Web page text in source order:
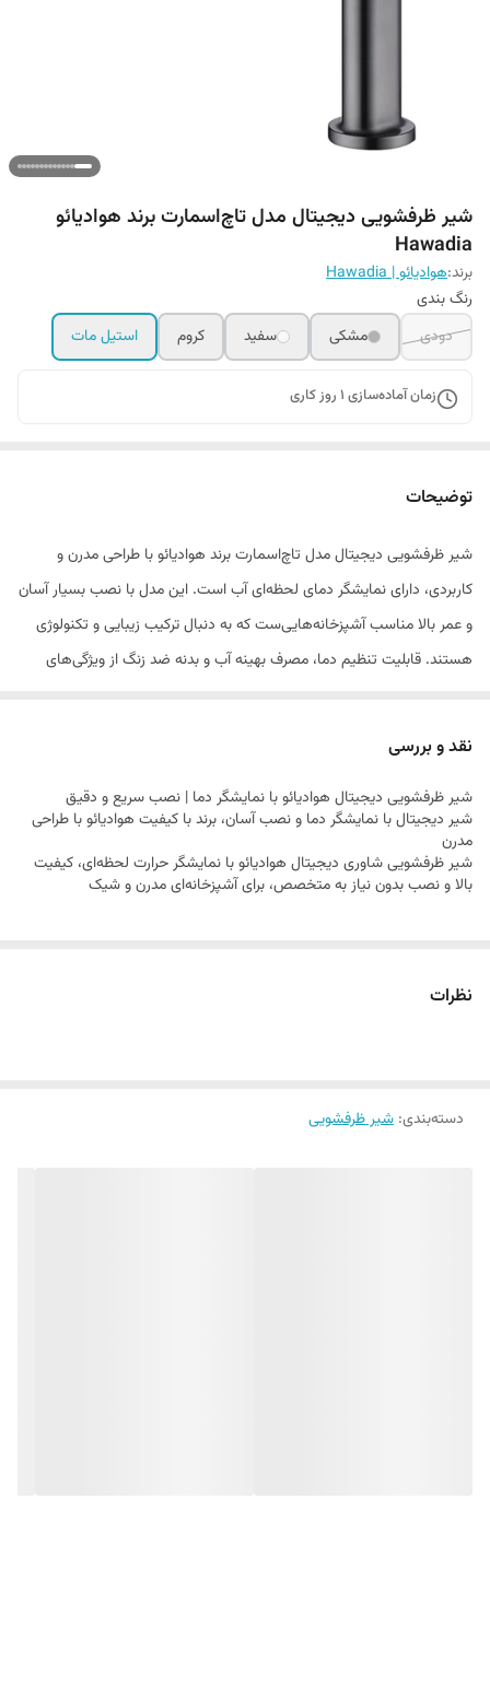
شیر ظرفشویی دیجیتال مدل تاچ‌اسمارت برند هوادیائو
Hawadia
برند:هوادیائو | Hawadia
رنگ بندی
دودی
مشکی سفید کروم استیل مات
زمان آماده‌سازی 1 روز کاری
توضیحات
شیر ظرفشویی دیجیتال مدل تاچ‌اسمارت برند هوادیائو با طراحی مدرن و
کاربردی، دارای نمایشگر دمای لحظه‌ای آب است. این مدل با نصب بسیار آسان
و عمر بالا مناسب آشپزخانه‌هایی‌ست که به دنبال ترکیب زیبایی و تکنولوژی
هستند. قابلیت تنظیم دما، مصرف بهینه آب و بدنه ضد زنگ از ویژگی‌های
نقد و بررسی
شیر ظرفشویی دیجیتال هوادیائو با نمایشگر دما | نصب سریع و دقیق
شیر دیجیتال با نمایشگر دما و نصب آسان، برند با کیفیت هوادیائو با طراحی
مدرن
شیر ظرفشویی شاوری دیجیتال هوادیائو با نمایشگر حرارت لحظه‌ای، کیفیت
بالا و نصب بدون نیاز به متخصص، برای آشپزخانه‌ای مدرن و شیک
نظرات
دسته‌بندی: شیر ظرفشویی